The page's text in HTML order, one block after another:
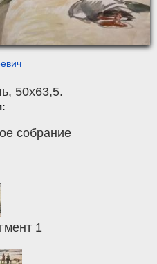
, 50x63,5.
собрание
1